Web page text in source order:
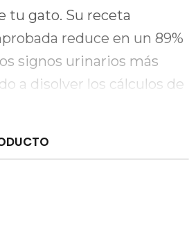
tu gato. Su receta
reduce en un 89%
signos urinarios más
a disolver los cálculos de
solo 7 días y